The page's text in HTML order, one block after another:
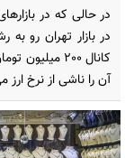
در حالی که در
در بازار تهران رو
کانال 200
آن را ناشی از نرخ ارز